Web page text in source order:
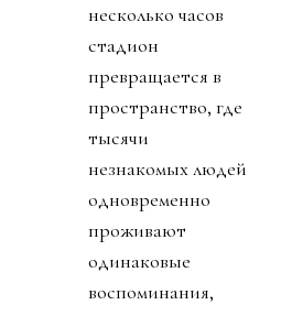
несколько часов
стадион
превращается в
пространство, где
тысячи
незнакомых людей
одновременно
проживают
одинаковые
воспоминания,